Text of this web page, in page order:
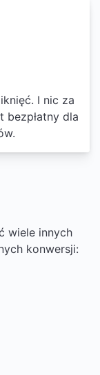
I nic za
bezpłatny dla
wiele innych
konwersji: